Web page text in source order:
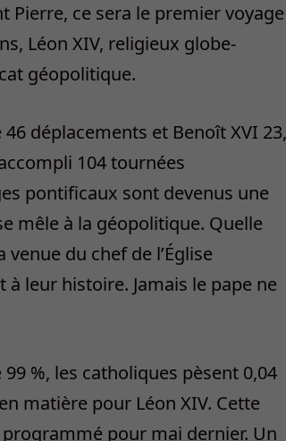
Pierre, ce sera le premier voyage
Léon XIV, religieux globe-
géopolitique.
déplacements et Benoît XVI 23,
104 tournées
pontificaux sont devenus une
mêle à la géopolitique. Quelle
du chef de l’Église
leur histoire. Jamais le pape ne
%, les catholiques pèsent 0,04
matière pour Léon XIV. Cette
pour mai dernier. Un